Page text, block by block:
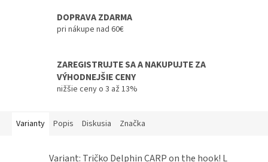
DOPRAVA ZDARMA
pri nákupe nad 60€
ZAREGISTRUJTE SA A NAKUPUJTE ZA
VÝHODNEJŠIE CENY
nižšie ceny o 3 až 13%
Varianty Popis Diskusia Značka
Variant: Tričko Delphin CARP on the hook! L